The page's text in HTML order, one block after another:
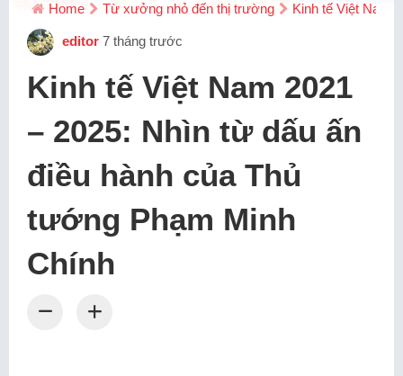
Home Từ xưởng nhỏ đến thị trường Kinh tế Việt Nam
editor 7 tháng trước
Kinh tế Việt Nam 2021
– 2025: Nhìn từ dấu ấn
điều hành của Thủ
tướng Phạm Minh
Chính